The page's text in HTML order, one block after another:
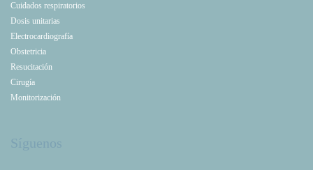
Cuidados respiratorios
Dosis unitarias
Electrocardiografía
Obstetricia
Resucitación
Cirugía
Monitorización